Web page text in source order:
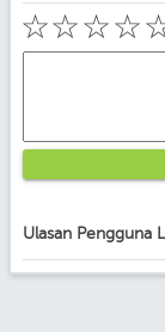
☆
☆
☆
☆
Ulasan Pengguna